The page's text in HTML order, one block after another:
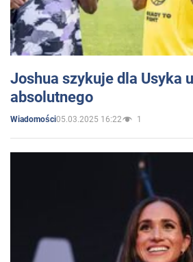
Joshua szykuje dla Usyka
absolutnego
Wiadomości05.03.2025 16:22 1